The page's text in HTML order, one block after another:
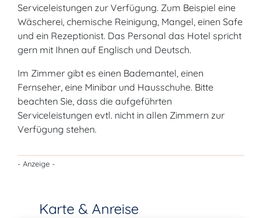
Serviceleistungen zur Verfügung. Zum Beispiel eine
Wäscherei, chemische Reinigung, Mangel, einen Safe
und ein Rezeptionist. Das Personal das Hotel spricht
gern mit Ihnen auf Englisch und Deutsch.
Im Zimmer gibt es einen Bademantel, einen
Fernseher, eine Minibar und Hausschuhe. Bitte
beachten Sie, dass die aufgeführten
Serviceleistungen evtl. nicht in allen Zimmern zur
Verfügung stehen.
- Anzeige -
Karte & Anreise